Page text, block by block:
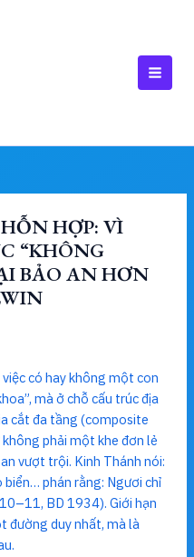
HỢP: VÌ
“KHÔNG
BẢO AN HƠN
có hay không một con
mà ở chỗ cấu trúc địa
cắt đa tầng (composite
phải một khe đơn lẻ
vượt trội. Kinh Thánh nói:
phán rằng: Ngươi chỉ
BD 1934). Giới hạn
đường duy nhất, mà là